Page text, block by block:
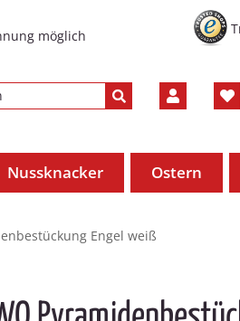
möglich
Nussknacker Ostern
Engel weiß